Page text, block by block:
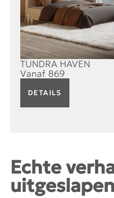
TUNDRA HAVEN
Vanaf 869
DETAILS
Echte